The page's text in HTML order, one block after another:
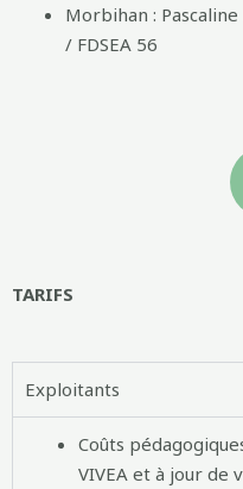
Morbihan :
/ FDSEA 56
TARIFS
Exploitants
Coûts
VIVEA et à jour de